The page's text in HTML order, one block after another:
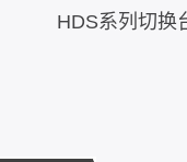
HDS系列切换